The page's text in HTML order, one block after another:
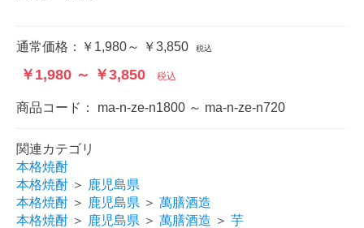
通常価格： ￥1,980～ ￥3,850 税込
￥1,980 ～ ￥3,850 税込
商品コード： ma-n-ze-n1800 ～ ma-n-ze-n720
関連カテゴリ
本格焼酎
本格焼酎 ＞ 鹿児島県
本格焼酎 ＞ 鹿児島県 ＞ 萬膳酒造
本格焼酎 ＞ 鹿児島県 ＞ 萬膳酒造 ＞ 芋